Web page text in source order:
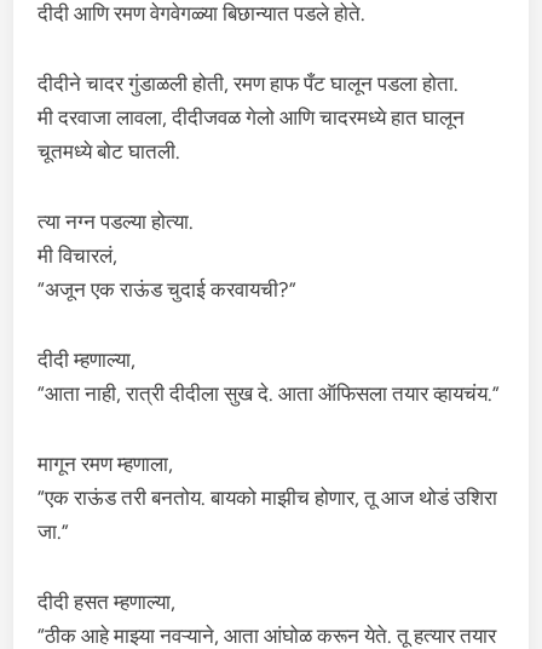
दीदी आणि रमण वेगवेगळ्या बिछान्यात पडले होते.
दीदीने चादर गुंडाळली होती, रमण हाफ पँट घालून पडला होता.
मी दरवाजा लावला, दीदीजवळ गेलो आणि चादरमध्ये हात घालून
चूतमध्ये बोट घातली.
त्या नग्न पडल्या होत्या.
मी विचारलं,
“अजून एक राऊंड चुदाई करवायची?”
दीदी म्हणाल्या,
“आता नाही, रात्री दीदीला सुख दे. आता ऑफिसला तयार व्हायचंय.”
मागून रमण म्हणाला,
“एक राऊंड तरी बनतोय. बायको माझीच होणार, तू आज थोडं उशिरा
जा.”
दीदी हसत म्हणाल्या,
“ठीक आहे माझ्या नवऱ्याने, आता आंघोळ करून येते. तू हत्यार तयार